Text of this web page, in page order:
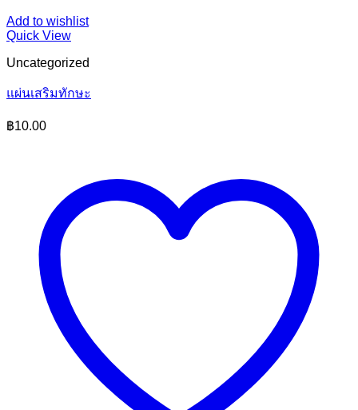
Add to wishlist
Quick View
Uncategorized
แผ่นเสริมทักษะ
฿10.00